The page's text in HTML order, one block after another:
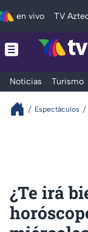
en vivo TV
Noticias Turismo
Espectáculos
¿Te irá